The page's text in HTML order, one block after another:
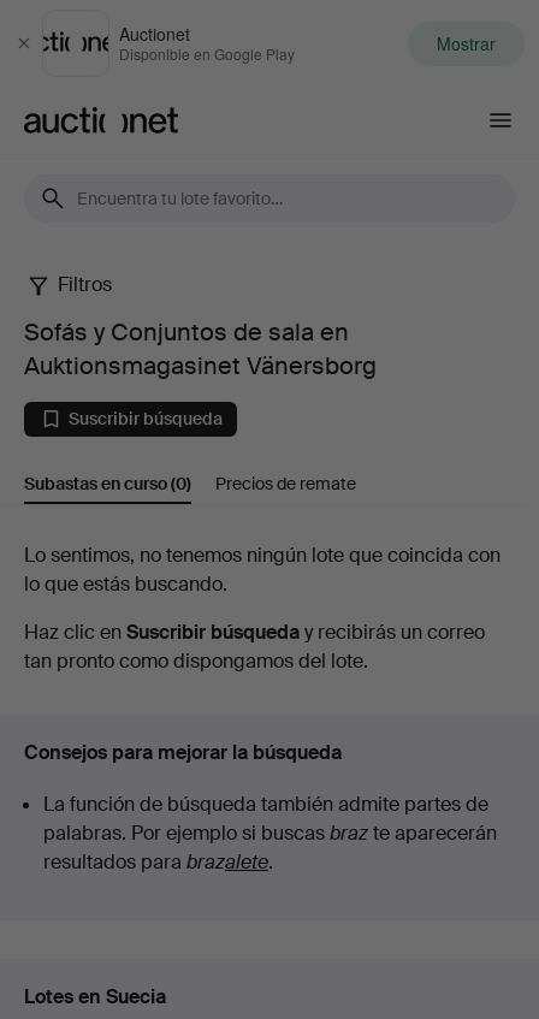
Cerrar
Auctionet
Disponible en Google Play Mostrar
Sofás
Conjuntos
de
en
Auktionsmagasinet
Filtros
Sofás y Conjuntos de sala en
Auktionsmagasinet Vänersborg
Suscribir búsqueda
Subastas en curso(0) Precios de remate
Subastas
curso
Lo sentimos, no tenemos ningún lote que coincida con
lo que estás buscando.
Haz clic en Suscribir búsqueday recibirás un correo
tan pronto como dispongamos del lote.
Consejos para mejorar la búsqueda
La función de búsqueda también admite partes de
palabras. Por ejemplo si buscasbrazte aparecerán
resultados para brazalete.
Lotes en Suecia